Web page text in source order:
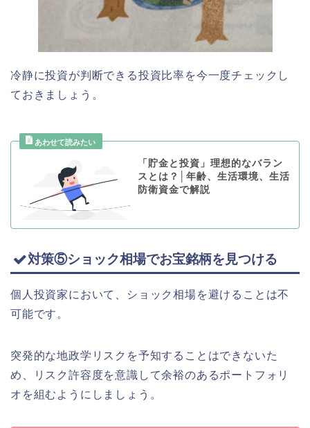
冷静に投資が判断できる投資比率を今一度チェックし
ておきましょう。
「貯金と投資」理想的なバラン
スとは？│年齢、生活環境、生活
防衛資金で解説
対策⑤ショック相場でお宝銘柄を見つける
個人投資家において、ショック相場を避けることは不
可能です。
突発的な地政学リスクを予知することはできないた
め、リスク許容度を意識して余裕のあるポートフォリ
オを組むようにしましょう。